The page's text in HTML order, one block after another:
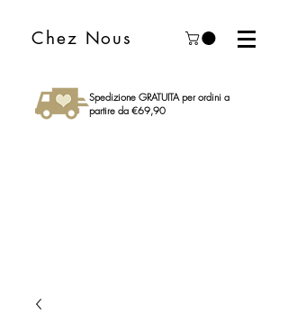
Chez Nous
Spedizione GRATUITA per ordini a
partire da €69,90